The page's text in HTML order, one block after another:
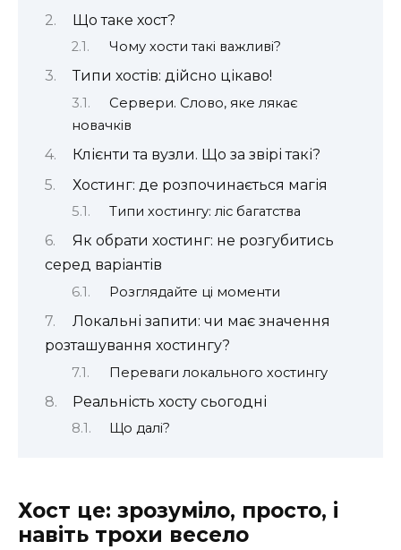
Що таке хост?
Чому хости такі важливі?
Типи хостів: дійсно цікаво!
Сервери. Слово, яке лякає
новачків
Клієнти та вузли. Що за звірі такі?
Хостинг: де розпочинається магія
Типи хостингу: ліс багатства
Як обрати хостинг: не розгубитись
серед варіантів
Розглядайте ці моменти
Локальні запити: чи має значення
розташування хостингу?
Переваги локального хостингу
Реальність хосту сьогодні
Що далі?
Хост це: зрозуміло, просто, і
навіть трохи весело